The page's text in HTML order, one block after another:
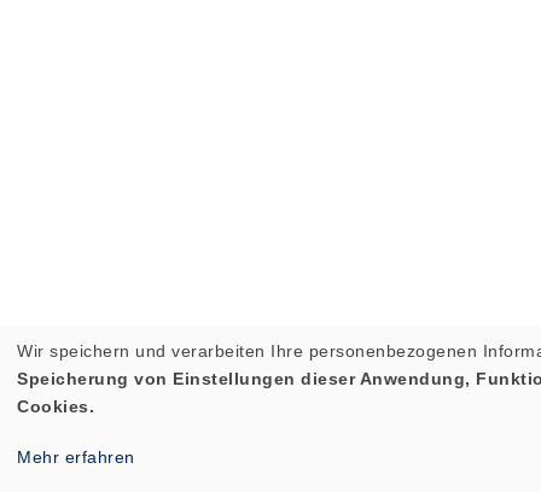
Wir speichern und verarbeiten Ihre personenbezogenen
Speicherung von Einstellungen dieser Anwendung,
Cookies.
Mehr erfahren